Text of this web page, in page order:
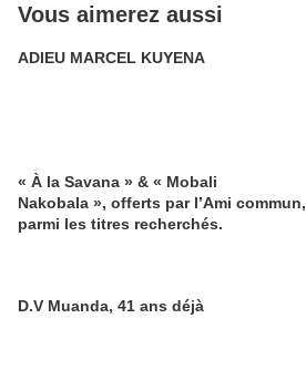
Vous aimerez aussi
ADIEU MARCEL KUYENA
« À la Savana » & « Mobali
Nakobala », offerts par l’Ami commun,
parmi les titres recherchés.
D.V Muanda, 41 ans déjà